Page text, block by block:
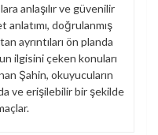
anlaşılır ve güvenilir
doğrulanmış
ayrıntıları ön planda
ilgisini çeken konuları
Şahin, okuyucuların
ve erişilebilir bir şekilde